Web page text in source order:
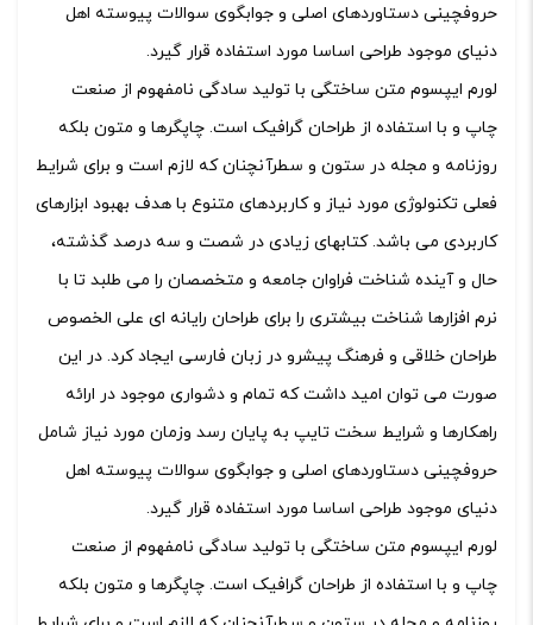
حروفچینی دستاوردهای اصلی و جوابگوی سوالات پیوسته اهل
دنیای موجود طراحی اساسا مورد استفاده قرار گیرد.
لورم ایپسوم متن ساختگی با تولید سادگی نامفهوم از صنعت
چاپ و با استفاده از طراحان گرافیک است. چاپگرها و متون بلکه
روزنامه و مجله در ستون و سطرآنچنان که لازم است و برای شرایط
فعلی تکنولوژی مورد نیاز و کاربردهای متنوع با هدف بهبود ابزارهای
کاربردی می باشد. کتابهای زیادی در شصت و سه درصد گذشته،
حال و آینده شناخت فراوان جامعه و متخصصان را می طلبد تا با
نرم افزارها شناخت بیشتری را برای طراحان رایانه ای علی الخصوص
طراحان خلاقی و فرهنگ پیشرو در زبان فارسی ایجاد کرد. در این
صورت می توان امید داشت که تمام و دشواری موجود در ارائه
راهکارها و شرایط سخت تایپ به پایان رسد وزمان مورد نیاز شامل
حروفچینی دستاوردهای اصلی و جوابگوی سوالات پیوسته اهل
دنیای موجود طراحی اساسا مورد استفاده قرار گیرد.
لورم ایپسوم متن ساختگی با تولید سادگی نامفهوم از صنعت
چاپ و با استفاده از طراحان گرافیک است. چاپگرها و متون بلکه